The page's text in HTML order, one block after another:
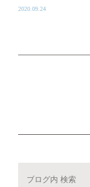
2020.09.24